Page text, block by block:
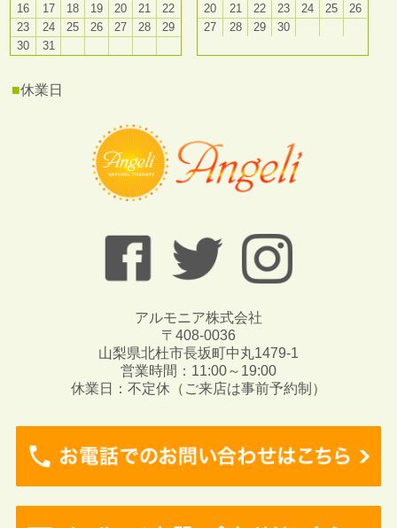
16
17 18 19 20 21
22
23
24 25 26 27 28
29
30
31
20
21 22 23 24 25
26
27
28 29 30
■休業日
アルモニア株式会社
〒408-0036
山梨県北杜市長坂町中丸1479-1
営業時間：11:00～19:00
休業日：不定休（ご来店は事前予約制）